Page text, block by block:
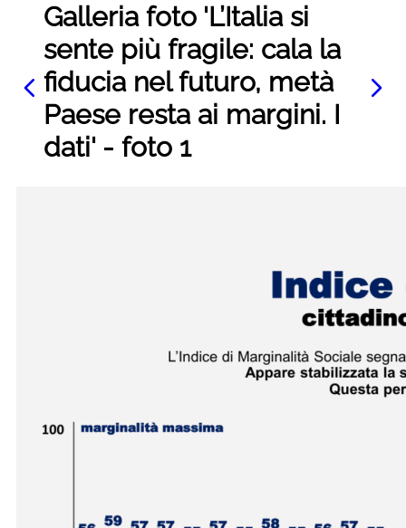
Galleria foto 'L’Italia si
sente più fragile: cala la
fiducia nel futuro, metà
Paese resta ai margini. I
dati' - foto 1